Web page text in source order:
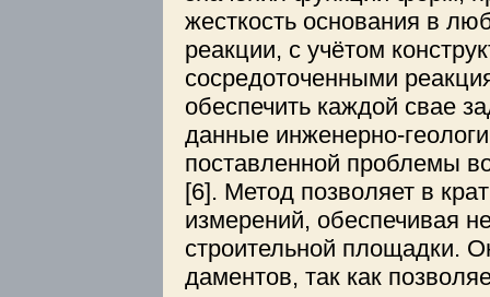
жесткость основания в
реакции, с учётом
сосредоточенными
обеспечить каждой свае
данные инженерно-
поставленной проблемы
[6]. Метод позволяет в
измерений, обеспечивая
строительной площадки.
даментов, так как